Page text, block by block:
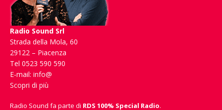
Radio Sound Srl
Strada della Mola, 60
29122 – Piacenza
Tel 0523 590 590
E-mail: info@
Scopri di più
Radio Sound fa parte di RDS 100% Special Radio.